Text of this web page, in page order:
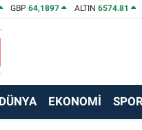
GBP64,1897 ALTIN 6574.81
DÜNYA EKONOMİ